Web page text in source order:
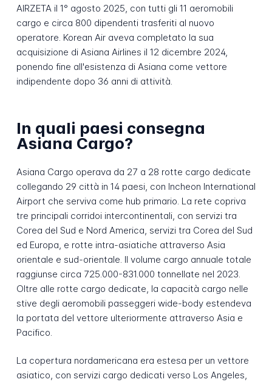
AIRZETA il 1° agosto 2025, con tutti gli 11 aeromobili
cargo e circa 800 dipendenti trasferiti al nuovo
operatore. Korean Air aveva completato la sua
acquisizione di Asiana Airlines il 12 dicembre 2024,
ponendo fine all'esistenza di Asiana come vettore
indipendente dopo 36 anni di attività.
In quali paesi consegna
Asiana Cargo?
Asiana Cargo operava da 27 a 28 rotte cargo dedicate
collegando 29 città in 14 paesi, con Incheon International
Airport che serviva come hub primario. La rete copriva
tre principali corridoi intercontinentali, con servizi tra
Corea del Sud e Nord America, servizi tra Corea del Sud
ed Europa, e rotte intra-asiatiche attraverso Asia
orientale e sud-orientale. Il volume cargo annuale totale
raggiunse circa 725.000-831.000 tonnellate nel 2023.
Oltre alle rotte cargo dedicate, la capacità cargo nelle
stive degli aeromobili passeggeri wide-body estendeva
la portata del vettore ulteriormente attraverso Asia e
Pacifico.
La copertura nordamericana era estesa per un vettore
asiatico, con servizi cargo dedicati verso Los Angeles,